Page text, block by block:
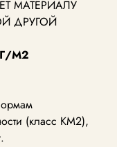
МАТЕРИАЛУ
ДРУГОЙ
М2
(класс KM2),